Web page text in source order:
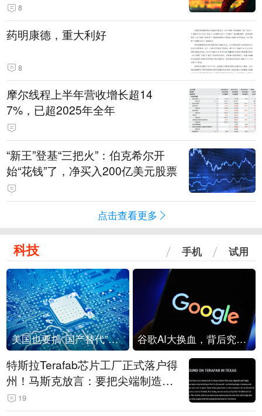
8
药明康德，重大利好
8
摩尔线程上半年营收增长超14
7%，已超2025年全年
“新王”登基“三把火”：伯克希尔开
始“花钱”了，净买入200亿美元股票
点击查看更多
科技 手机 试用
美国也要搞“国产替代”？先算清三笔账 谷歌AI大换血，背后究竟发生了什么？
特斯拉Terafab芯片工厂正式落户得
州！马斯克放言：要把尖端制造带
回美国
19